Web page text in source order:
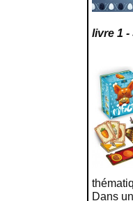
livre 1 -
Dans